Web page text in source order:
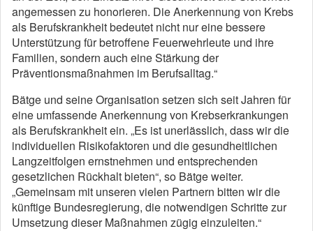
angemessen zu honorieren. Die Anerkennung von Krebs
als Berufskrankheit bedeutet nicht nur eine bessere
Unterstützung für betroffene Feuerwehrleute und ihre
Familien, sondern auch eine Stärkung der
Präventionsmaßnahmen im Berufsalltag.“
Bätge und seine Organisation setzen sich seit Jahren für
eine umfassende Anerkennung von Krebserkrankungen
als Berufskrankheit ein. „Es ist unerlässlich, dass wir die
individuellen Risikofaktoren und die gesundheitlichen
Langzeitfolgen ernstnehmen und entsprechenden
gesetzlichen Rückhalt bieten“, so Bätge weiter.
„Gemeinsam mit unseren vielen Partnern bitten wir die
künftige Bundesregierung, die notwendigen Schritte zur
Umsetzung dieser Maßnahmen zügig einzuleiten.“